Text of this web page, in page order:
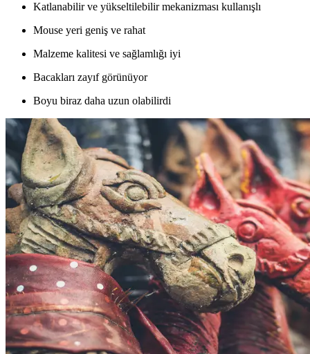
Katlanabilir ve yükseltilebilir mekanizması kullanışlı
Mouse yeri geniş ve rahat
Malzeme kalitesi ve sağlamlığı iyi
Bacakları zayıf görünüyor
Boyu biraz daha uzun olabilirdi